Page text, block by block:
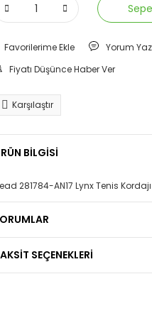
Yorum Yaz
Fiyatı Düşünce Haber Ver
Karşılaştır
BİLGİSİ
281784-AN17 Lynx Tenis
SEÇENEKLERİ